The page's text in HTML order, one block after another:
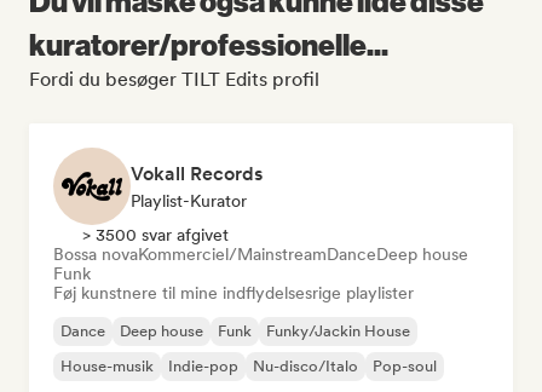
kuratorer/professionelle...
Fordi du besøger TILT Edits profil
Vokall Records
Playlist-Kurator
> 3500 svar afgivet
Bossa novaKommerciel/MainstreamDanceDeep house
Funk
Føj kunstnere til mine indflydelsesrige playlister
Dance Deep house Funk
Funky/Jackin House
House-musik
Indie-pop Nu-disco/Italo Pop-soul